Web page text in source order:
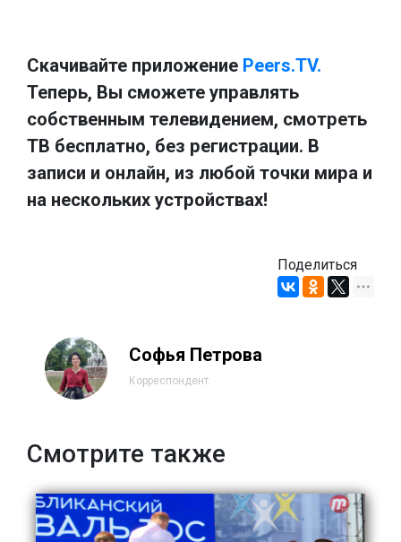
Скачивайте приложение Peers.TV.
Теперь, Вы сможете управлять
собственным телевидением, смотреть
ТВ бесплатно, без регистрации. В
записи и онлайн, из любой точки мира и
на нескольких устройствах!
Поделиться
Софья Петрова
Корреспондент
Смотрите также